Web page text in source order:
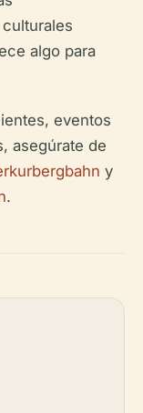
algo para
eventos
asegúrate de
y
.